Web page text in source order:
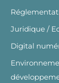
Juridique /
Digital